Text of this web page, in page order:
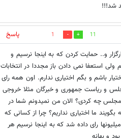
شد!!!
11
1
پاسخ
و کارگزار و.. حمایت کردن که به اینجا نرسیم و
استعفا نمی دادن باز مجددا در انتخابات
باشم و بگم اختیاری ندارم. اون همه رای
و ریاست جمهوری و خبرگان مثلا خروجی
مجلس چه کردی؟ الان من نمیدونم شما در
ما اختیاری نداریم؟ چرا از کسانی که
رای داده شد که به اینجا نرسیم هر